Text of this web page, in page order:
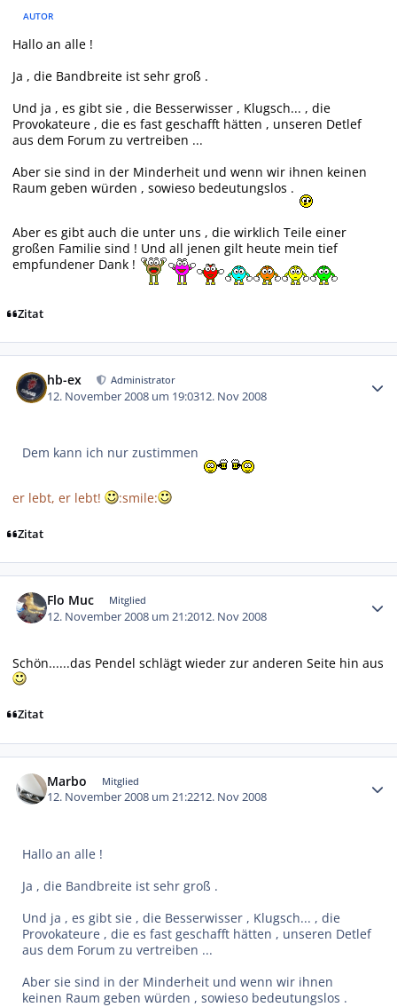
AUTOR
Hallo an alle !
Ja , die Bandbreite ist sehr groß .
Und ja , es gibt sie , die Besserwisser , Klugsch... , die
Provokateure , die es fast geschafft hätten , unseren Detlef
aus dem Forum zu vertreiben ...
Aber sie sind in der Minderheit und wenn wir ihnen keinen
Raum geben würden , sowieso bedeutungslos .
Aber es gibt auch die unter uns , die wirklich Teile einer
großen Familie sind ! Und all jenen gilt heute mein tief
empfundener Dank !
Zitat
hb-ex Administrator
12. November 2008 um 19:0312. Nov 2008
Dem kann ich nur zustimmen
er lebt, er lebt! :smile:
Zitat
Flo Muc Mitglied
12. November 2008 um 21:2012. Nov 2008
Schön......das Pendel schlägt wieder zur anderen Seite hin aus
Zitat
Marbo Mitglied
12. November 2008 um 21:2212. Nov 2008
Hallo an alle !
Ja , die Bandbreite ist sehr groß .
Und ja , es gibt sie , die Besserwisser , Klugsch... , die
Provokateure , die es fast geschafft hätten , unseren Detlef
aus dem Forum zu vertreiben ...
Aber sie sind in der Minderheit und wenn wir ihnen
keinen Raum geben würden , sowieso bedeutungslos .